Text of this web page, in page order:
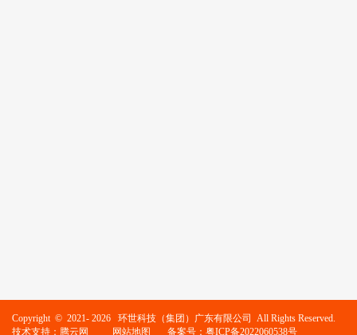
Copyright © 2021- 2026 环世科技（集团）广东有限公司 All Rights Reserved.
技术支持：腾云网
网站地图 备案号： 粤ICP备2022060538号